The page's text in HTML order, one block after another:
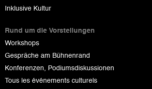
Inklusive Kultur
Rund um die Vorstellungen
Workshops
Gespräche am Bühnenrand
Konferenzen, Podiumsdiskussionen
Tous les événements culturels